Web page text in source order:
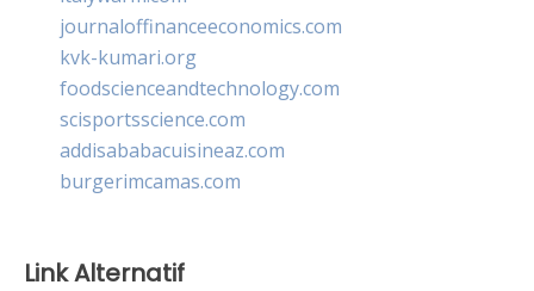
journaloffinanceeconomics.com
kvk-kumari.org
foodscienceandtechnology.com
scisportsscience.com
addisababacuisineaz.com
burgerimcamas.com
Link Alternatif